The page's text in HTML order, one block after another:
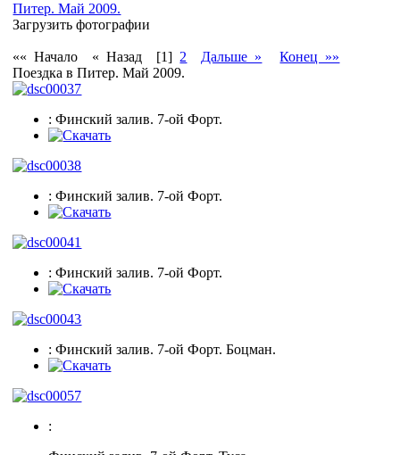
Питер. Май 2009.
Загрузить фотографии
«« Начало « Назад [1] 2 Дальше »
Конец »»
Поездка в Питер. Май 2009.
: Финский залив. 7-ой Форт.
: Финский залив. 7-ой Форт.
: Финский залив. 7-ой Форт.
: Финский залив. 7-ой Форт. Боцман.
: